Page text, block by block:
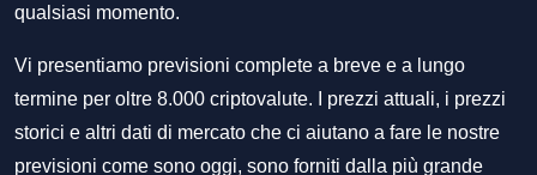
qualsiasi momento.
Vi presentiamo previsioni complete a breve e a lungo
termine per oltre 8.000 criptovalute. I prezzi attuali, i prezzi
storici e altri dati di mercato che ci aiutano a fare le nostre
previsioni come sono oggi, sono forniti dalla più grande